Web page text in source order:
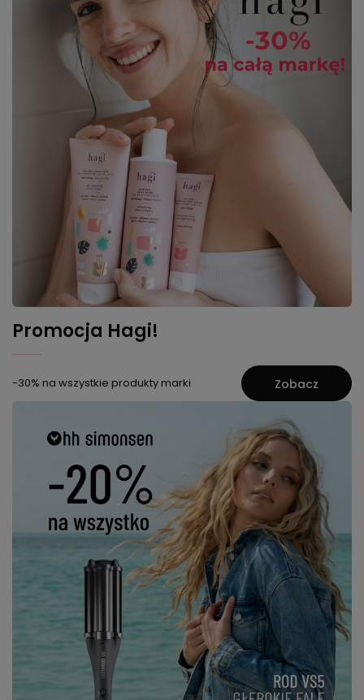
Promocja Hagi!
-30% na wszystkie produkty marki Zobacz